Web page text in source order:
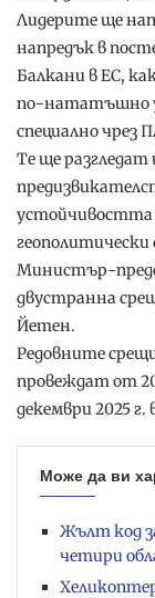
Лидерите ще
напредък в
Балкани в ЕС,
по-нататъшно
специално чрез
Те ще
устойчивостта
геополитически
Министър-
двустранна
Йетен.
Редовните
провеждат от
декември 2025 г.
Може да ви
Жълт код
четири